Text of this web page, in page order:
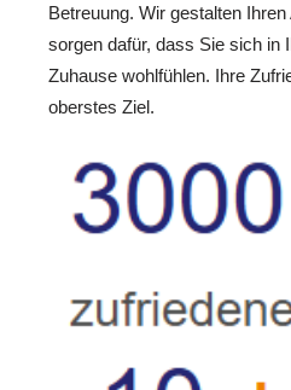
Betreuung. Wir gestalten
sorgen dafür, dass Sie sich in
Zuhause wohlfühlen. Ihre
oberstes Ziel.